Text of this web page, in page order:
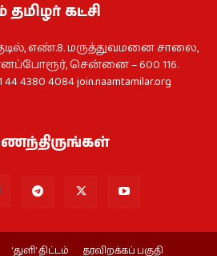
தமிழர் கட்சி
எண்.8. மருத்துவமனை சாலை,
சென்னை – 600 116.
4380 4084join.naamtamilar.org
‘துளி’ திட்டம் தரவிறக்கப் பகுதி